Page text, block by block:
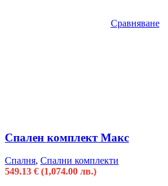
Сравняване
Спален комплект Макс
Спалня, Спални комплекти
549.13 € (1,074.00 лв.)